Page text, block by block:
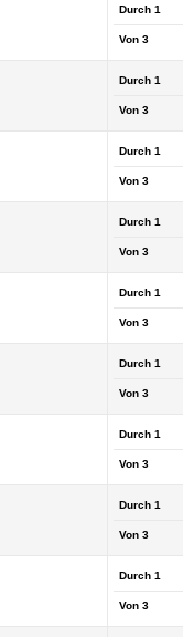
Durch 1
Von 3
Durch 1
Von 3
Durch 1
Von 3
Durch 1
Von 3
Durch 1
Von 3
Durch 1
Von 3
Durch 1
Von 3
Durch 1
Von 3
Durch 1
Von 3